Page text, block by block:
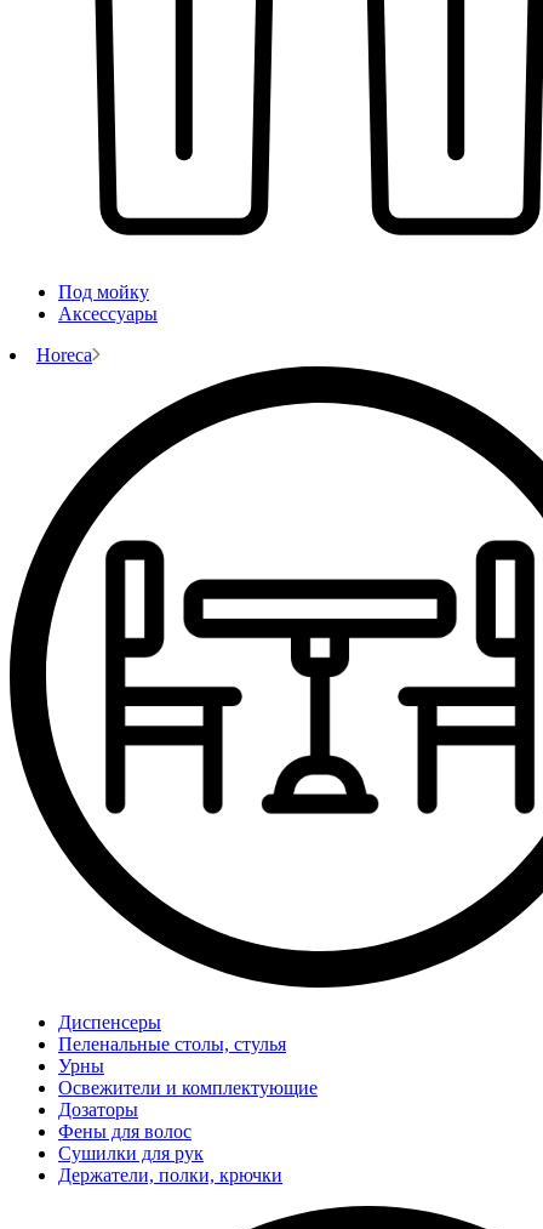
Под мойку
Аксессуары
Horeca
Диспенсеры
Пеленальные столы, стулья
Урны
Освежители и комплектующие
Дозаторы
Фены для волос
Сушилки для рук
Держатели, полки, крючки